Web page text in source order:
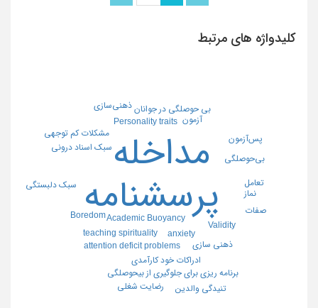
کلیدواژه های مرتبط
پرسشنامه
مداخله
Academic Buoyancy
anxiety
attention deficit problems
Personality traits
teaching spirituality
Validity
ادراکات خود کارآمدی
برنامه ریزی برای جلوگیری از بیحوصلگی
بی حوصلگی در جوانان
ذهنی سازی
رضایت شغلی
سبک اسناد درونی
مشکلات کم توجهی
Boredom
آزمون
بی‌حوصلگی
پس‌آزمون
تعامل
تنیدگی والدین
ذهنی‌سازی
سبک دلبستگی
صفات
نماز